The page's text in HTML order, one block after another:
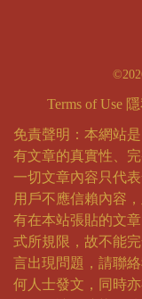
Terms of Use
免責聲明：本網站
有文章的真實性、
一切文章內容只代
用戶不應信賴內容
有在本站張貼的文
式所規限，故不能
言出現問題，請聯
何人士發文，同時